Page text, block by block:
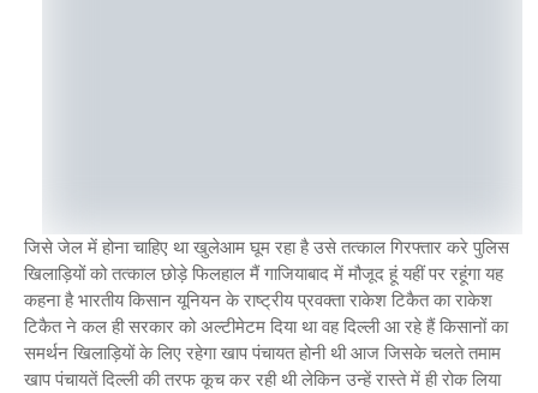
जिसे जेल में होना चाहिए था खुलेआम घूम रहा है उसे तत्काल गिरफ्तार करे पुलिस
खिलाड़ियों को तत्काल छोड़े फिलहाल मैं गाजियाबाद में मौजूद हूं यहीं पर रहूंगा यह
कहना है भारतीय किसान यूनियन के राष्ट्रीय प्रवक्ता राकेश टिकैत का राकेश
टिकैत ने कल ही सरकार को अल्टीमेटम दिया था वह दिल्ली आ रहे हैं किसानों का
समर्थन खिलाड़ियों के लिए रहेगा खाप पंचायत होनी थी आज जिसके चलते तमाम
खाप पंचायतें दिल्ली की तरफ कूच कर रही थी लेकिन उन्हें रास्ते में ही रोक लिया